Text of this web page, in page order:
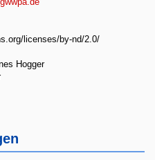
licenses/by-nd/2.0/
Hogger